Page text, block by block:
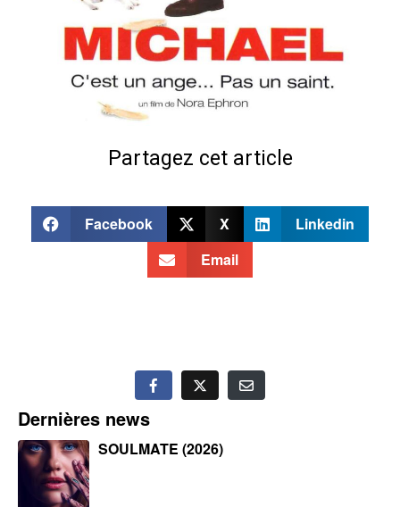
Partagez cet article
Facebook X
Linkedin
Email
Dernières news
SOULMATE (2026)